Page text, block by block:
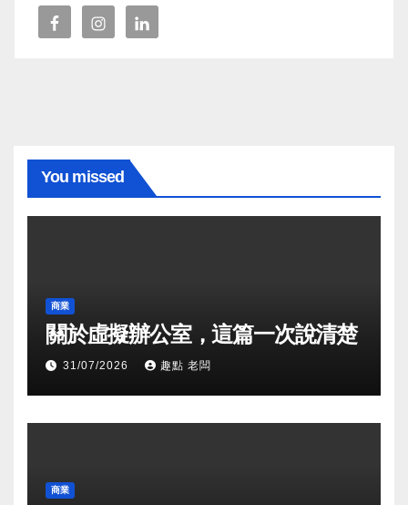
You missed
商業
關於虛擬辦公室，這篇一次說清楚
31/07/2026 趣點 老闆
商業